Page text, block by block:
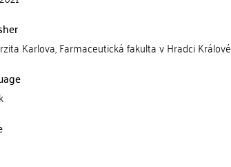
Karlova, Farmaceutická fakulta v Hradci Králové